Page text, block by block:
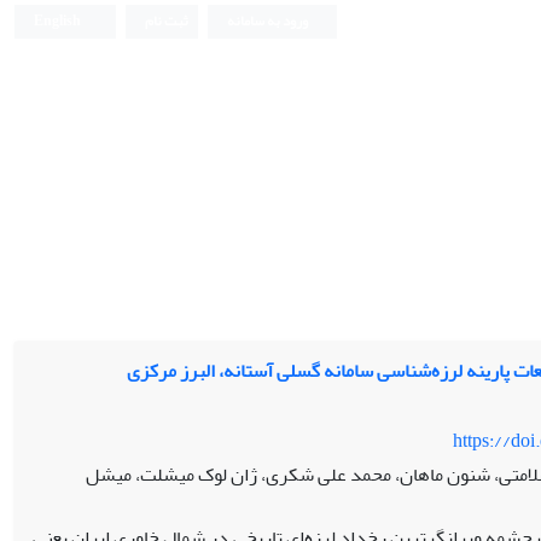
https://
سلامتی، شنون ماهان، محمد علی شکری، ژان لوک میشلت، میشل